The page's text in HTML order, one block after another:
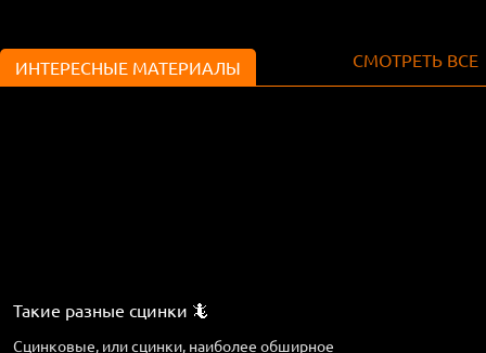
ИНТЕРЕСНЫЕ МАТЕРИАЛЫ СМОТРЕТЬ ВСЕ
Такие разные сцинки 🦎
Сцинковые, или сцинки, наиболее обширное